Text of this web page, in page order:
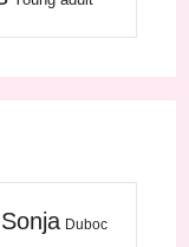
Duboc